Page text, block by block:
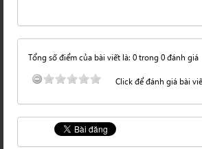
Tổng số điểm của bài viết là: 0 trong 0 đánh giá
Click để đánh giá bài